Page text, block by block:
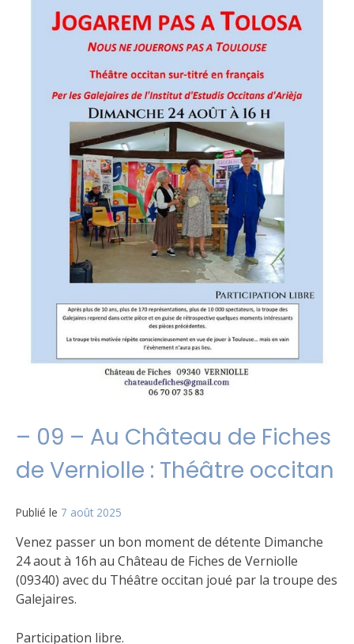
– 09 – Au Château de Fiches
de Verniolle : Théâtre occitan
Publié le 7 août 2025
Venez passer un bon moment de détente Dimanche
24 aout à 16h au Château de Fiches de Verniolle
(09340) avec du Théâtre occitan joué par la troupe des
Galejaires.
Participation libre.